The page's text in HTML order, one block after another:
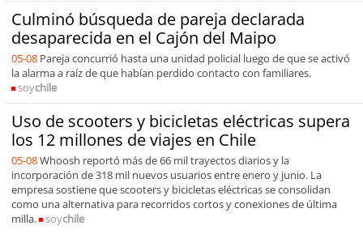
Culminó búsqueda de pareja declarada
desaparecida en el Cajón del Maipo
05-08 Pareja concurrió hasta una unidad policial luego de que se activó
la alarma a raíz de que habían perdido contacto con familiares.
soychile
Uso de scooters y bicicletas eléctricas supera
los 12 millones de viajes en Chile
05-08Whoosh reportó más de 66 mil trayectos diarios y la
incorporación de 318 mil nuevos usuarios entre enero y junio. La
empresa sostiene que scooters y bicicletas eléctricas se consolidan
como una alternativa para recorridos cortos y conexiones de última
milla.
soychile